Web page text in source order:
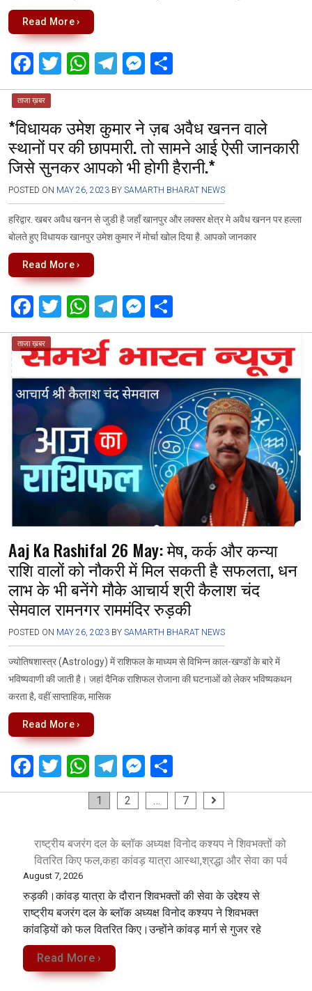
Read More ›
F
a
ce
b
o
o
k
T
wi
er
W
h
s
A
p
p
T
el
gr
a
m
M
es
n
g
er
h
e
ताजा ख़बर
*विधायक उमेश कुमार ने ज़ब अवैध खनन वाले
स्थानों पर की छापमारी. तो सामने आई ऐसी जानकारी
जिसे सुनकर आपको भी होगी हैरानी.*
POSTED ON MAY 26, 2023 BY SAMARTH BHARAT NEWS
हरिद्वार. खबर अवैध खनन से जुडी है जहाँ खानपुर और लक्सर क्षेत्र मे अवैध खनन पर हल्ला
बोलते हुए विधायक खानपुर उमेश कुमार नें मोर्चा खोल दिया है. आपको जानकार
Read More ›
F
a
ce
b
o
o
k
T
wi
tt
er
W
h
at
s
A
p
p
T
el
e
gr
a
m
M
es
se
n
g
er
h
ar
e
ताजा ख़बर
Aaj Ka Rashifal 26 May: मेष, कर्क और कन्या
राशि वालों को नौकरी में मिल सकती है सफलता, धन
लाभ के भी बनेंगे मौके आचार्य श्री कैलाश चंद
सेमवाल रामनगर राममंदिर रुड़की
POSTED ON MAY 26, 2023 BY SAMARTH BHARAT NEWS
ज्योतिषशास्त्र (Astrology) में राशिफल के माध्यम से विभिन्न काल-खण्डों के बारे में
भविष्यवाणी की जाती है। जहां दैनिक राशिफल रोजाना की घटनाओं को लेकर भविष्यकथन
करता है, वहीं साप्ताहिक, मासिक
Read More ›
F
a
o
o
k
T
wi
W
h
at
A
p
T
el
e
gr
a
M
es
se
g
h
ar
e
1 2 … 7
राष्ट्रीय बजरंग दल के ब्लॉक अध्यक्ष विनोद कश्यप ने शिवभक्तों को
वितरित किए फल,कहा कांवड़ यात्रा आस्था,श्रद्धा और सेवा का पर्व
August 7, 2026
रुड़की।कांवड़ यात्रा के दौरान शिवभक्तों की सेवा के उद्देश्य से
राष्ट्रीय बजरंग दल के ब्लॉक अध्यक्ष विनोद कश्यप ने शिवभक्त
कांवड़ियों को फल वितरित किए।उन्होंने कांवड़ मार्ग से गुजर रहे
Read More ›